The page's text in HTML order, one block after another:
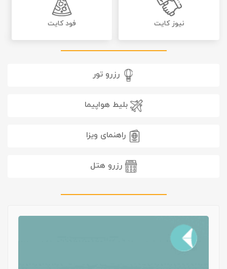
نیوز کایت فود کایت
رزرو تور
بلیط هواپیما
راهنمای ویزا
رزرو هتل